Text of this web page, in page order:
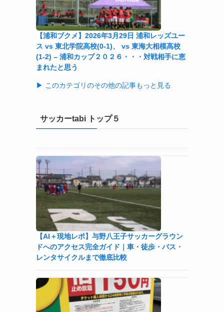
【浦和ブクメ】2026年3月29日 浦和レッズユー
ス vs 東北学院高校(0-1)、 vs 東海大相模高校
(1-2) – 浦和カップ２０２６・・・対戦相手に恵
まれたと思う
▶ このカテゴリのその他の記事もっと見る
サッカーtabi トップ５
【AI＋現地レポ】与野八王子󠁣󠁴󠁿󠁣󠁴󠁿サッカーグラウン
ドへのアクセス完全ガイド｜車・徒歩・バス・
レンタサイクルまで徹底比較